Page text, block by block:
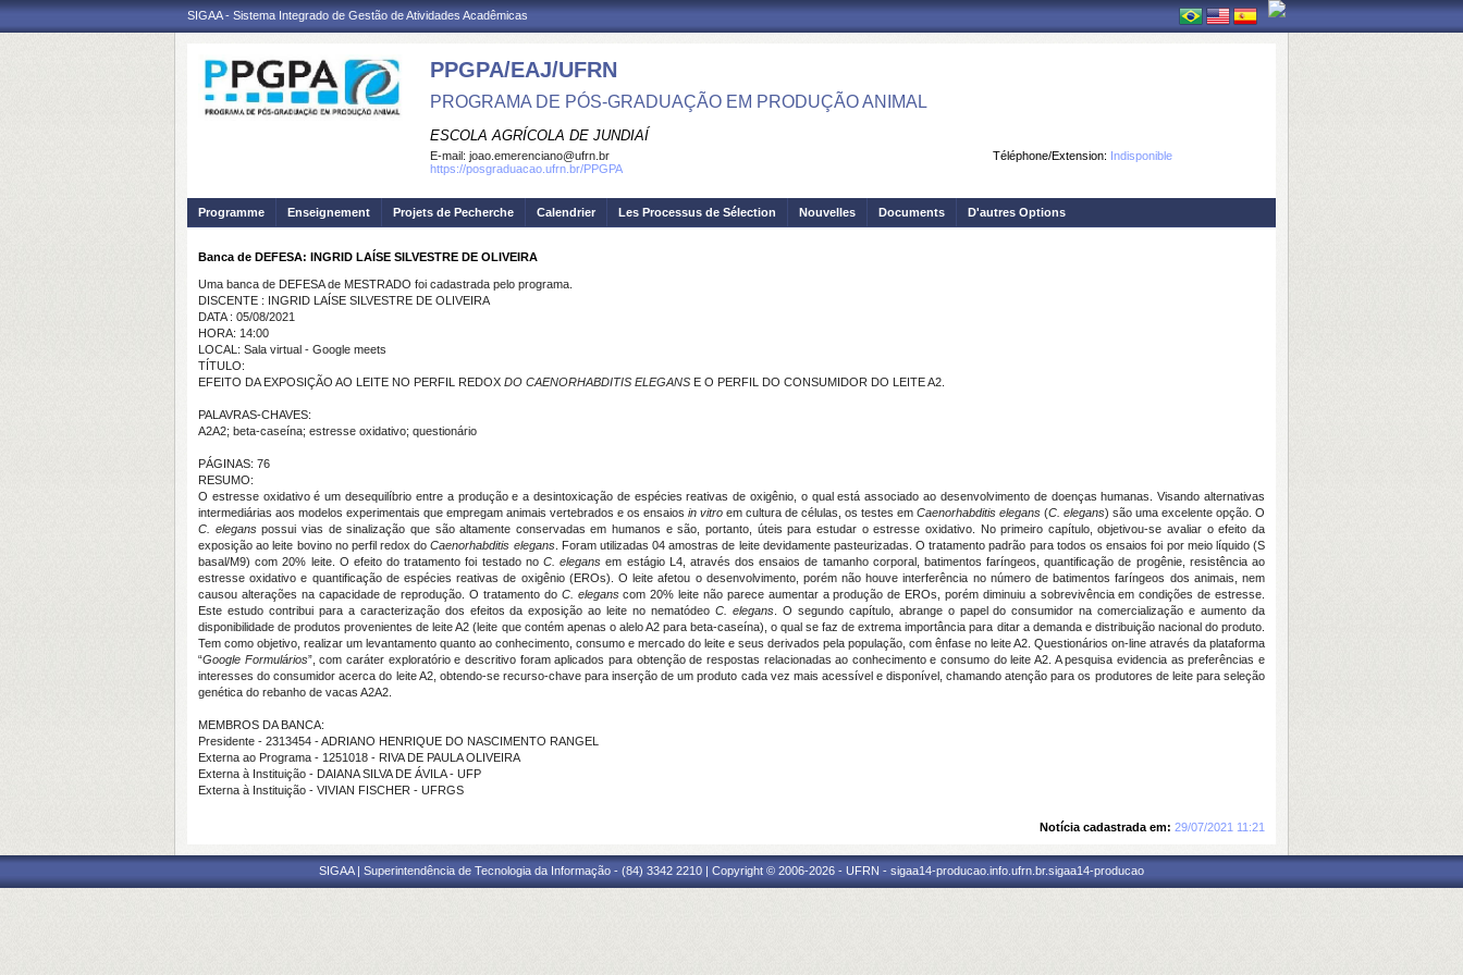
SIGAA - Sistema Integrado de Gestão de Atividades Acadêmicas
PPGPA/EAJ/UFRN
PROGRAMA DE PÓS-GRADUAÇÃO EM PRODUÇÃO ANIMAL
ESCOLA AGRÍCOLA DE JUNDIAÍ
Téléphone/Extension: Indisponible
E-mail: joao.emerenciano@ufrn.br
https://posgraduacao.ufrn.br/PPGPA
Programme Enseignement Projets de Pecherche Calendrier Les Processus de Sélection Nouvelles Documents D'autres Options
Banca de DEFESA: INGRID LAÍSE SILVESTRE DE OLIVEIRA
Uma banca de DEFESA de MESTRADO foi cadastrada pelo programa.
DISCENTE : INGRID LAÍSE SILVESTRE DE OLIVEIRA
DATA : 05/08/2021
HORA: 14:00
LOCAL: Sala virtual - Google meets
TÍTULO:
EFEITO DA EXPOSIÇÃO AO LEITE NO PERFIL REDOX DO CAENORHABDITIS ELEGANS E O PERFIL DO CONSUMIDOR DO LEITE A2.
PALAVRAS-CHAVES:
A2A2; beta-caseína; estresse oxidativo; questionário
PÁGINAS: 76
RESUMO:
O estresse oxidativo é um desequilíbrio entre a produção e a desintoxicação de espécies reativas de oxigênio, o qual está associado ao desenvolvimento de doenças humanas. Visando alternativas
intermediárias aos modelos experimentais que empregam animais vertebrados e os ensaios in vitro em cultura de células, os testes em Caenorhabditis elegans (C. elegans) são uma excelente opção. O
C. eleganspossui vias de sinalização que são altamente conservadas em humanos e são, portanto, úteis para estudar o estresse oxidativo. No primeiro capítulo, objetivou-se avaliar o efeito da
exposição ao leite bovino no perfil redox doCaenorhabditis elegans. Foram utilizadas 04 amostras de leite devidamente pasteurizadas. O tratamento padrão para todos os ensaios foi por meio líquido (S
basal/M9) com 20% leite. O efeito do tratamento foi testado no C. elegans em estágio L4, através dos ensaios de tamanho corporal, batimentos faríngeos, quantificação de progênie, resistência ao
estresse oxidativo e quantificação de espécies reativas de oxigênio (EROs). O leite afetou o desenvolvimento, porém não houve interferência no número de batimentos faríngeos dos animais, nem
causou alterações na capacidade de reprodução. O tratamento do C. eleganscom 20% leite não parece aumentar a produção de EROs, porém diminuiu a sobrevivência em condições de estresse.
Este estudo contribui para a caracterização dos efeitos da exposição ao leite no nematódeo C. elegans. O segundo capítulo, abrange o papel do consumidor na comercialização e aumento da
disponibilidade de produtos provenientes de leite A2 (leite que contém apenas o alelo A2 para beta-caseína), o qual se faz de extrema importância para ditar a demanda e distribuição nacional do produto.
Tem como objetivo, realizar um levantamento quanto ao conhecimento, consumo e mercado do leite e seus derivados pela população, com ênfase no leite A2. Questionários on-line através da plataforma
“Google Formulários”, com caráter exploratório e descritivo foram aplicados para obtenção de respostas relacionadas ao conhecimento e consumo do leite A2. A pesquisa evidencia as preferências e
interesses do consumidor acerca do leite A2, obtendo-se recurso-chave para inserção de um produto cada vez mais acessível e disponível, chamando atenção para os produtores de leite para seleção
genética do rebanho de vacas A2A2.
MEMBROS DA BANCA:
Presidente - 2313454 - ADRIANO HENRIQUE DO NASCIMENTO RANGEL
Externa ao Programa - 1251018 - RIVA DE PAULA OLIVEIRA
Externa à Instituição - DAIANA SILVA DE ÁVILA - UFP
Externa à Instituição - VIVIAN FISCHER - UFRGS
Notícia cadastrada em: 29/07/2021 11:21
SIGAA | Superintendência de Tecnologia da Informação - (84) 3342 2210 | Copyright © 2006-2026 - UFRN - sigaa14-producao.info.ufrn.br.sigaa14-producao